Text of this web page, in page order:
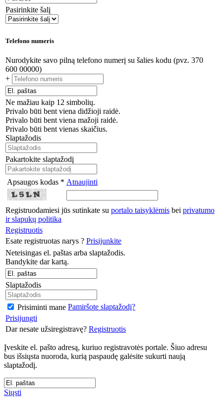
Pasirinkite šalį
Telefono numeris
Nurodykite savo pilną telefono numerį su šalies kodu (pvz. 370
600 00000)
+
Ne mažiau kaip 12 simbolių.
Privalo būti bent viena didžioji raidė.
Privalo būti bent viena mažoji raidė.
Privalo būti bent vienas skaičius.
Slaptažodis
Pakartokite slaptažodį
Apsaugos kodas * Atnaujinti
Registruodamiesi jūs sutinkate su portalo taisyklėmis bei privatumo
ir slapukų politika
Registruotis
Esate registruotas narys ? Prisijunkite
Neteisingas el. paštas arba slaptažodis.
Bandykite dar kartą.
Slaptažodis
Prisiminti mane Pamiršote slaptažodį?
Prisijungti
Dar nesate užsiregistravę? Registruotis
Įveskite el. pašto adresą, kuriuo registravotės portale. Šiuo adresu
bus išsiųsta nuoroda, kurią paspaudę galėsite sukurti naują
slaptažodį.
Siųsti